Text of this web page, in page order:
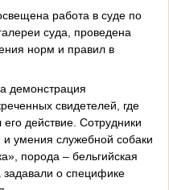
работа в суде по
суда, проведена
норм и правил в
демонстрация
свидетелей, где
действие. Сотрудники
и умения служебной собаки
порода – бельгийская
задавали о специфике